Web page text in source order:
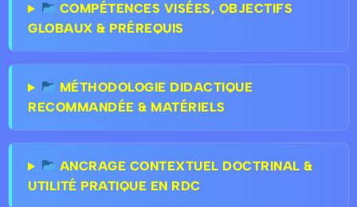
COMPÉTENCES VISÉES, OBJECTIFS
GLOBAUX & PRÉREQUIS
MÉTHODOLOGIE DIDACTIQUE
RECOMMANDÉE & MATÉRIELS
ANCRAGE CONTEXTUEL DOCTRINAL &
UTILITÉ PRATIQUE EN RDC